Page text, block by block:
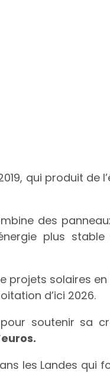
qui produit de
des
plus stable
projets solaires en
d’ici 2026.
soutenir sa
les Landes qui